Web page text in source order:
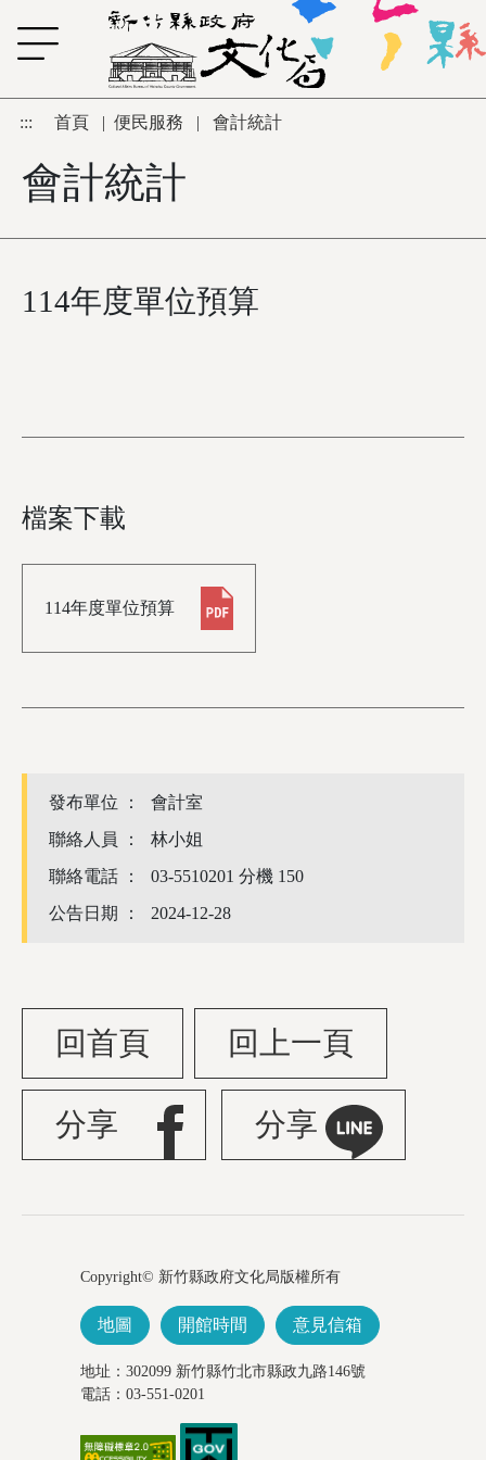
跳到主要內容區塊
::: 首頁 | 便民服務 | 會計統計
會計統計
114年度單位預算
檔案下載
114年度單位預算
發布單位 ：
會計室
聯絡人員 ：
林小姐
聯絡電話 ：
03-5510201 分機 150
公告日期 ：
2024-12-28
回首頁 回上一頁
分享 分享
Copyright© 新竹縣政府文化局版權所有
地圖 開館時間 意見信箱
地址：302099 新竹縣竹北市縣政九路146號
電話：03-551-0201